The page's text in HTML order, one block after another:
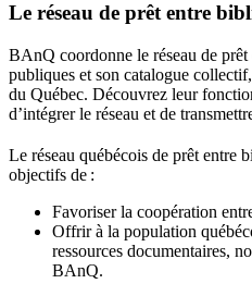
Le réseau de prêt entre
BAnQ coordonne le réseau de
publiques et son catalogue
du Québec. Découvrez leur
d’intégrer le réseau et de
Le réseau québécois de prêt entre
objectifs de :
Favoriser la coopération
Offrir à la population
ressources documentaires,
BAnQ.